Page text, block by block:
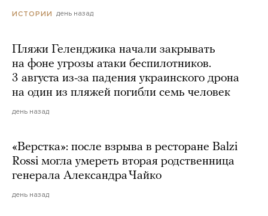
ИСТОРИИ день назад
Пляжи Геленджика начали закрывать
на фоне угрозы атаки беспилотников.
3 августа из-за падения украинского дрона
на один из пляжей погибли семь человек
день назад
«Верстка»: после взрыва в ресторане Balzi
Rossi могла умереть вторая родственница
генерала Александра Чайко
день назад